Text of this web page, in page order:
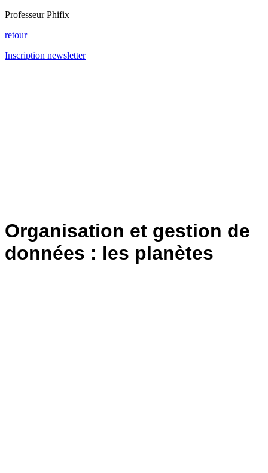
Professeur Phifix
retour
Inscription newsletter
Organisation et gestion de
données : les planètes